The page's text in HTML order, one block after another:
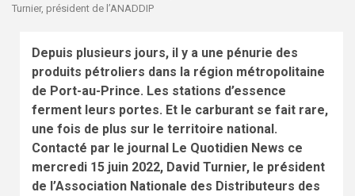
Turnier, président de l’ANADDIP
Depuis plusieurs jours, il y a une pénurie des
produits pétroliers dans la région métropolitaine
de Port-au-Prince. Les stations d’essence
ferment leurs portes. Et le carburant se fait rare,
une fois de plus sur le territoire national.
Contacté par le journal Le Quotidien News ce
mercredi 15 juin 2022, David Turnier, le président
de l’Association Nationale des Distributeurs des